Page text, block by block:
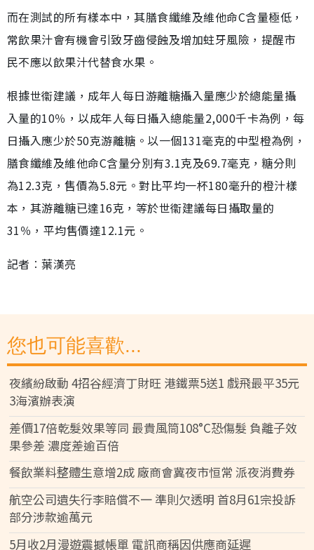
而在測試的所有樣本中，其膳食纖維及維他命C含量極低，
常飲果汁會有機會引致牙齒侵蝕及增加蛀牙風險，提醒市
民不應以飲果汁代替食水果。
根據世衞建議，成年人每日游離糖攝入量應少於總能量攝
入量的10％，以成年人每日攝入總能量2,000千卡為例，每
日攝入應少於50克游離糖。以一個131毫克的中型橙為例，
膳食纖維及維他命C含量分別有3.1克及69.7毫克，糖分則
為12.3克，售價為5.8元。對比平均一杯180毫升的橙汁樣
本，其游離糖已達16克，等於世衞建議每日攝取量的
31％，平均售價達12.1元。
記者︰葉漢亮
您也可能喜歡...
夜繽紛啟動 4招谷經濟丁財旺 港鐵票5送1 戲飛最平35元
3海濱辦表演
差價17倍乾髮效果等同 最貴風筒108°C恐傷髮 負離子效
果參差 濃度差逾百倍
餐飲業料整體生意增2成 廠商會冀夜市恒常 派夜消費券
航空公司遺失行李賠償不一 準則欠透明 首8月61宗投訴
部分涉款逾萬元
5月收2月漫遊震撼帳單 電訊商稱因供應商延遲